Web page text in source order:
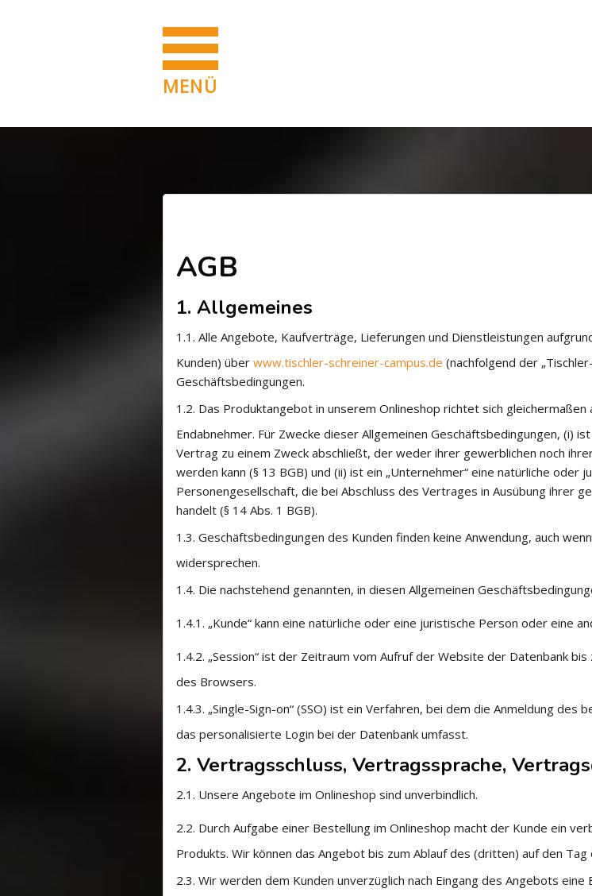
MENÜ
AGB
1. Allgemeines
1.1. Alle Angebote, Kaufverträge, Lieferungen und Dienstleistungen
Kunden) über www.tischler-schreiner-campus.de (nachfolgend der
Geschäftsbedingungen.
1.2. Das Produktangebot in unserem Onlineshop richtet sich
Endabnehmer. Für Zwecke dieser Allgemeinen Geschäftsbedingungen, (i)
Vertrag zu einem Zweck abschließt, der weder ihrer gewerblichen noch
werden kann (§ 13 BGB) und (ii) ist ein „Unternehmer“ eine natürliche oder
Personengesellschaft, die bei Abschluss des Vertrages in Ausübung ihrer
handelt (§ 14 Abs. 1 BGB).
1.3. Geschäftsbedingungen des Kunden finden keine Anwendung, auch
widersprechen.
1.4. Die nachstehend genannten, in diesen Allgemeinen
1.4.1. „Kunde“ kann eine natürliche oder eine juristische Person oder eine
1.4.2. „Session“ ist der Zeitraum vom Aufruf der Website der Datenbank
des Browsers.
1.4.3. „Single-Sign-on“ (SSO) ist ein Verfahren, bei dem die Anmeldung
das personalisierte Login bei der Datenbank umfasst.
2. Vertragsschluss, Vertragssprache,
2.1. Unsere Angebote im Onlineshop sind unverbindlich.
2.2. Durch Aufgabe einer Bestellung im Onlineshop macht der Kunde ein
Produkts. Wir können das Angebot bis zum Ablauf des (dritten) auf den
2.3. Wir werden dem Kunden unverzüglich nach Eingang des Angebots